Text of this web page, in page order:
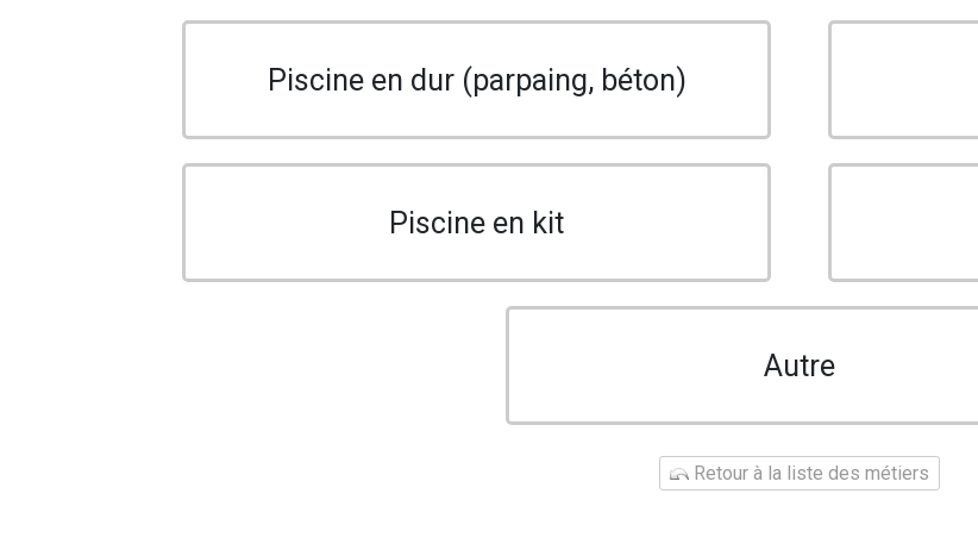
Piscine en dur (parpaing, béton)
Piscine en kit
Autre
Retour à la liste des métiers